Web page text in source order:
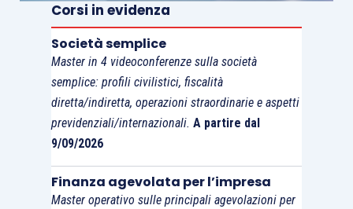
Corsi in evidenza
Società semplice
Master in 4 videoconferenze sulla società
semplice: profili civilistici, fiscalità
diretta/indiretta, operazioni straordinarie e aspetti
previdenziali/internazionali. A partire dal
9/09/2026
Finanza agevolata per l’impresa
Master operativo sulle principali agevolazioni per